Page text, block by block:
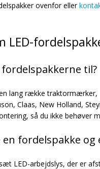
ovenfor eller
LED-
til?
lang række traktormærker,
Claas, New Holland,
så du ikke behøver
fordelspakke
LED-arbejdslys, der er